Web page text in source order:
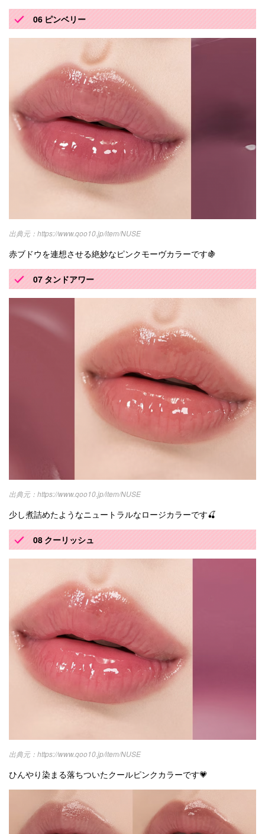
06 ピンベリー
https://www.qoo10.jp/item/NUSE
赤ブドウを連想させる絶妙なピンクモーヴカラーです🍇
07 タンドアワー
https://www.qoo10.jp/item/NUSE
少し煮詰めたようなニュートラルなロージカラーです🍒
08 クーリッシュ
https://www.qoo10.jp/item/NUSE
ひんやり染まる落ちついたクールピンクカラーです💗